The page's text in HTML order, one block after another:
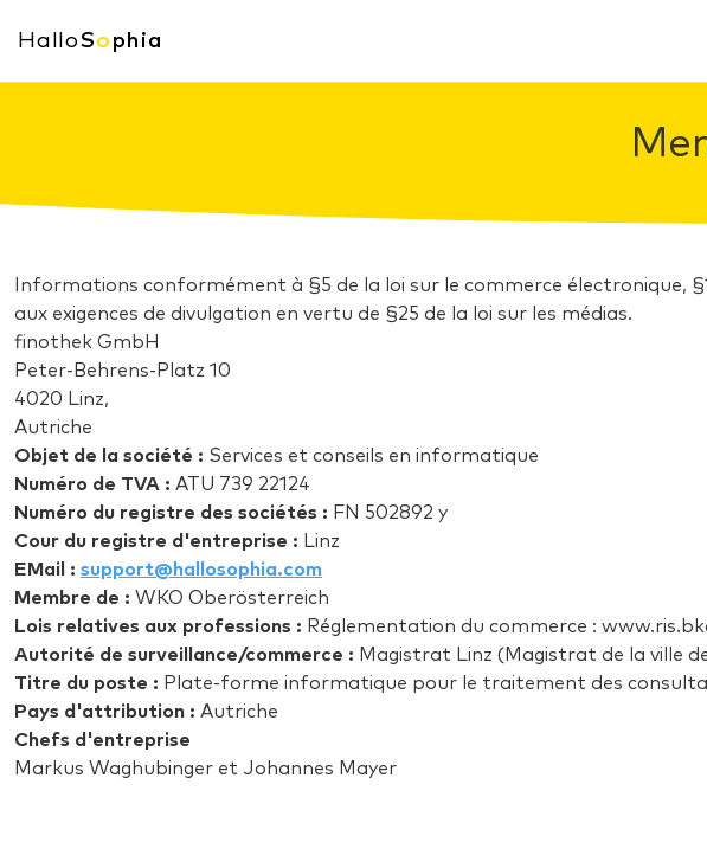
HalloSo phia
Informations conformément à §5 de la loi sur le commerce électronique,
aux exigences de divulgation en vertu de §25 de la loi sur les médias.
finothek GmbH
Peter-Behrens-Platz 10
4020 Linz,
Autriche
Objet de la société : Services et conseils en informatique
Numéro de TVA : ATU 739 22124
Numéro du registre des sociétés : FN 502892 y
Cour du registre d'entreprise : Linz
EMail : support@hallosophia.com
Membre de : WKO Oberösterreich
Lois relatives aux professions : Réglementation du commerce :
Autorité de surveillance/commerce : Magistrat Linz (Magistrat de la ville
Titre du poste : Plate-forme informatique pour le traitement des
Pays d'attribution : Autriche
Chefs d'entreprise
Markus Waghubinger et Johannes Mayer